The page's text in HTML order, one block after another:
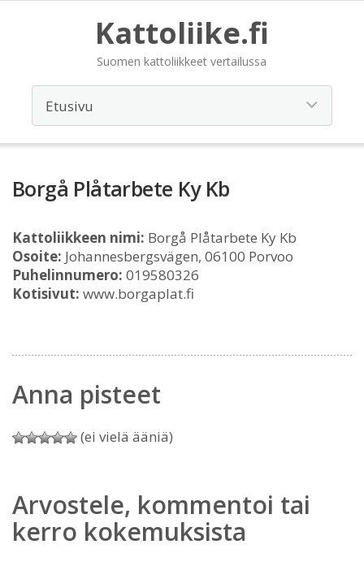
Kattoliike.fi
Suomen kattoliikkeet vertailussa
Borgå Plåtarbete Ky Kb
Kattoliikkeen nimi: Borgå Plåtarbete Ky Kb
Osoite: Johannesbergsvägen, 06100 Porvoo
Puhelinnumero: 019580326
Kotisivut: www.borgaplat.fi
Anna pisteet
(ei vielä ääniä)
Arvostele, kommentoi tai
kerro kokemuksista